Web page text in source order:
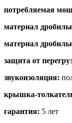
потребляемая
материал
материал
защита от
звукоизоляция:
крышка-
гарантия: 5 лет